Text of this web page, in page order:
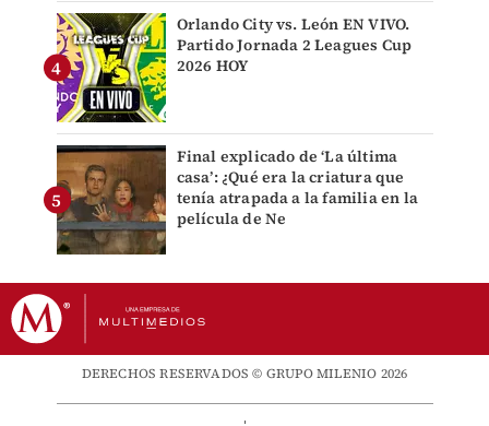
Orlando City vs. León EN VIVO.
Partido Jornada 2 Leagues Cup
2026 HOY
Final explicado de ‘La última
casa’: ¿Qué era la criatura que
tenía atrapada a la familia en la
película de Ne
DERECHOS RESERVADOS © GRUPO MILENIO 2026